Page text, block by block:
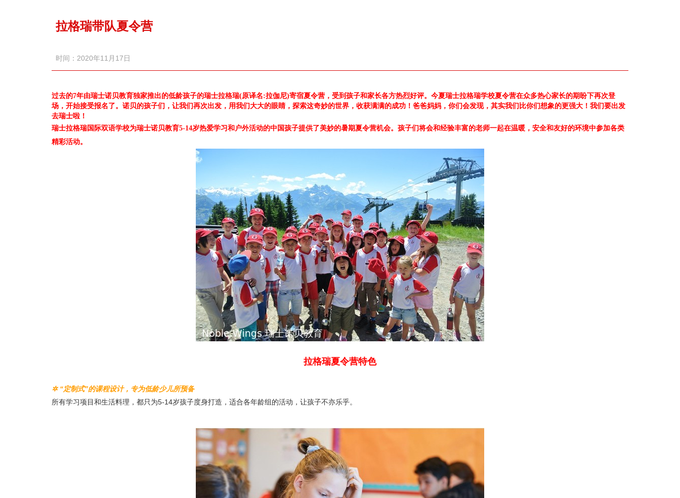
拉格瑞带队夏令营
时间：2020年11月17日
过去的7年由瑞士诺贝教育独家推出的低龄孩子的瑞士拉格瑞(原译名:拉伽尼)寄宿夏令营，受到孩子和家长各方热烈好评。今夏瑞士拉格瑞学校夏令营在众多热心家长的期盼下再次登
场，开始接受报名了。诺贝的孩子们，让我们再次出发，用我们大大的眼睛，探索这奇妙的世界，收获满满的成功！爸爸妈妈，你们会发现，其实我们比你们想象的更强大！我们要出发
去瑞士啦！
瑞士拉格瑞国际双语学校为瑞士诺贝教育5-14岁热爱学习和户外活动的中国孩子提供了美妙的暑期夏令营机会。孩子们将会和经验丰富的老师一起在温暖，安全和友好的环境中参加各类
精彩活动。
拉格瑞夏令营特色
✲ “定制式”的课程设计，专为低龄少儿所预备
所有学习项目和生活料理，都只为5-14岁孩子度身打造，适合各年龄组的活动，让孩子不亦乐乎。